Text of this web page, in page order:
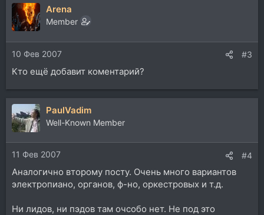
Arena
Member
10 Фев 2007 #3
Кто ещё добавит коментарий?
PaulVadim
Well-Known Member
11 Фев 2007 #4
Аналогично второму посту. Очень много вариантов
электропиано, органов, ф-но, оркестровых и т.д.
Ни лидов, ни пэдов там очсобо нет. Не под это